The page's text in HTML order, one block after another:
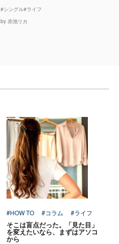
#シングル#ライフ
by 赤池リカ
#HOW TO #コラム #ライフ
そこは盲点だった。「見た目」
を変えたいなら、まずはアソコ
から